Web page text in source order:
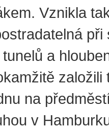
Vznikla
při
a
založili
na
v